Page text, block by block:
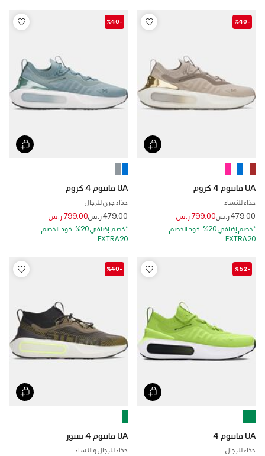
-%40
UA فانتوم 4 كروم
حذاء للنساء
479.00 ر.س Price reduced from
799.00 ر.س to
*خصم إضافي 20%. كود الخصم:
EXTRA20
-%40
UA فانتوم 4 كروم
حذاء جري للرجال
479.00 ر.س Price reduced from
799.00 ر.س to
*خصم إضافي 20%. كود الخصم:
EXTRA20
-%52
UA فانتوم 4
حذاء للرجال
-%40
UA فانتوم 4 ستور
حذاء للرجال والنساء